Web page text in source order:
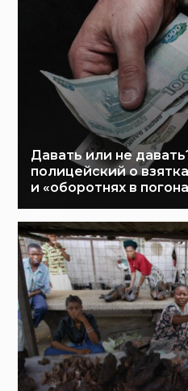
Давать или не
полицейский о
и «оборотнях в